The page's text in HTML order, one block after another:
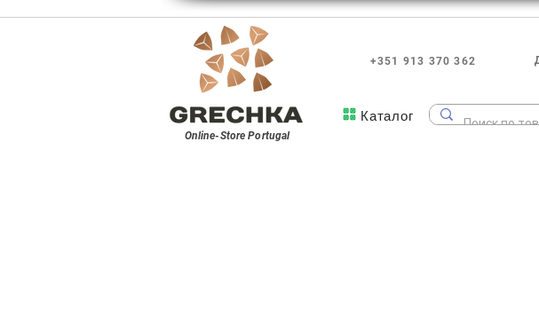
+351 913 370 362
Online-StorePortugal
Каталог